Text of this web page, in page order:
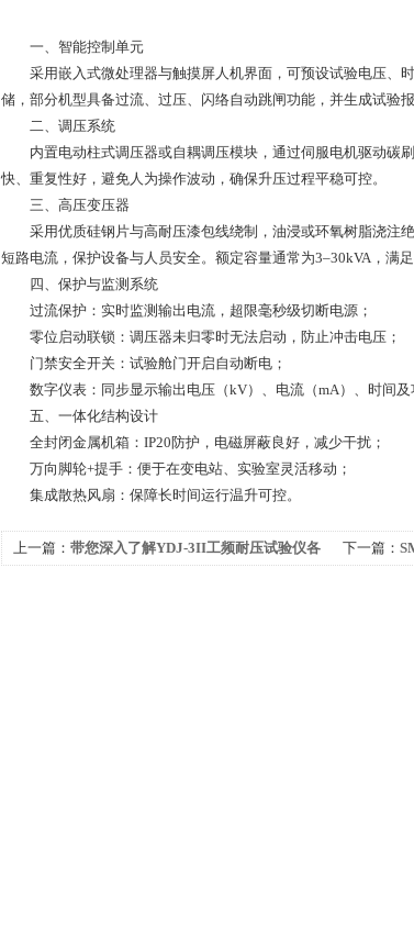
一、智能控制单元
采用嵌入式微处理器与触摸屏人机界面，可预设试验电压、
储，部分机型具备过流、过压、闪络自动跳闸功能，并生成试验
二、调压系统
内置电动柱式调压器或自耦调压模块，通过伺服电机驱动碳
快、重复性好，避免人为操作波动，确保升压过程平稳可控。
三、高压变压器
采用优质硅钢片与高耐压漆包线绕制，油浸或环氧树脂浇注
短路电流，保护设备与人员安全。额定容量通常为3–30kVA，满足
四、保护与监测系统
过流保护：实时监测输出电流，超限毫秒级切断电源；
零位启动联锁：调压器未归零时无法启动，防止冲击电压；
门禁安全开关：试验舱门开启自动断电；
数字仪表：同步显示输出电压（kV）、电流（mA）、时间及
五、一体化结构设计
全封闭金属机箱：IP20防护，电磁屏蔽良好，减少干扰；
万向脚轮+提手：便于在变电站、实验室灵活移动；
集成散热风扇：保障长时间运行温升可控。
上一篇： 带您深入了解YDJ-3II工频耐压试验仪各
下一篇：